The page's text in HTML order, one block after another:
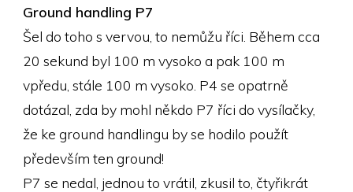
Ground handling P7
Šel do toho s vervou, to nemůžu říci. Během cca
20 sekund byl 100 m vysoko a pak 100 m
vpředu, stále 100 m vysoko. P4 se opatrně
dotázal, zda by mohl někdo P7 říci do vysílačky,
že ke ground handlingu by se hodilo použít
především ten ground!
P7 se nedal, jednou to vrátil, zkusil to, čtyřikrát